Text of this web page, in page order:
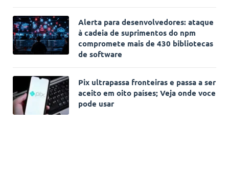
Alerta para desenvolvedores: ataque
à cadeia de suprimentos do npm
compromete mais de 430 bibliotecas
de software
Pix ultrapassa fronteiras e passa a ser
aceito em oito países; Veja onde voce
pode usar